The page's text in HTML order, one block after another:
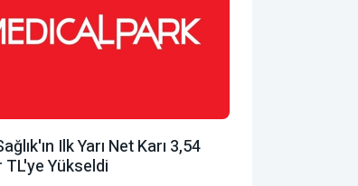
Ilk Yarı Net Karı 3,54
TL'ye Yükseldi